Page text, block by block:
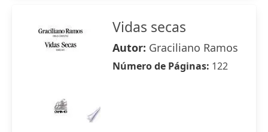
Vidas secas
Autor: Graciliano Ramos
Número de Páginas: 122